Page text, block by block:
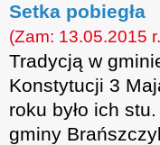
Setka pobiegła
(Zam: 13.05.2015
Tradycją w
Konstytucji 3
roku było ich
gminy